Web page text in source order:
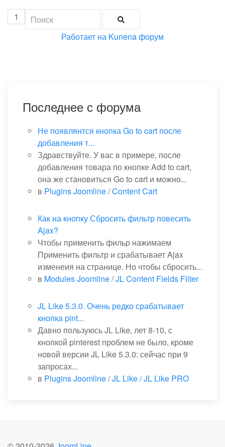
1
Работает на Kunena форум
Последнее с форума
Не появлянтся кнопка Go to cart после
добавления т...
Здравствуйте. У вас в примере, после
добавления товара по кнопке Add to cart,
она же становиться Go to cart и можно...
в Plugins Joomline/Content Cart
Как на кнопку Сбросить фильтр повесить
Ajax?
Чтобы применить фильр нажимаем
Применить фильтр и срабатывает Ajax
изменеия на странице. Но чтобы сбросить...
в Modules Joomline/JL Content Fields Filter
JL Like 5.3.0. Очень редко срабатывает
кнопка pint...
Давно пользуюсь JL Like, лет 8-10, с
кнопкой pinterest проблем не было, кроме
новой версии JL Like 5.3.0: сейчас при 9
запросах...
в Plugins Joomline/JL Like / JL Like PRO